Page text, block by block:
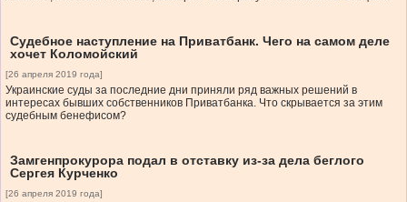
Судебное наступление на Приватбанк. Чего на самом деле
хочет Коломойский
[26 апреля 2019 года]
Украинские суды за последние дни приняли ряд важных решений в
интересах бывших собственников Приватбанка. Что скрывается за этим
судебным бенефисом?
Замгенпрокурора подал в отставку из-за дела беглого
Сергея Курченко
[26 апреля 2019 года]